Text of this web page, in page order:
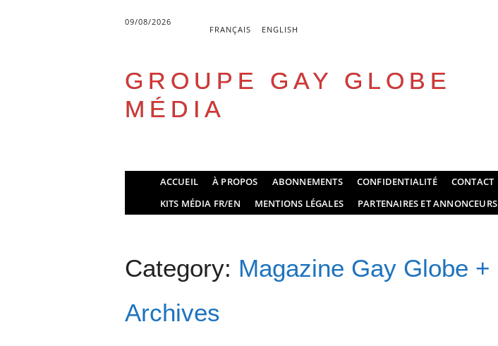
09/08/2026
FRANÇAIS ENGLISH
GROUPE GAY GLOBE
MÉDIA
Main menu
ACCUEIL À PROPOS ABONNEMENTS CONFIDENTIALITÉ CONTACT
KITS MÉDIA FR/EN
MENTIONS LÉGALES PARTENAIRES ET ANNONCEURS
Category: Magazine Gay Globe +
Archives